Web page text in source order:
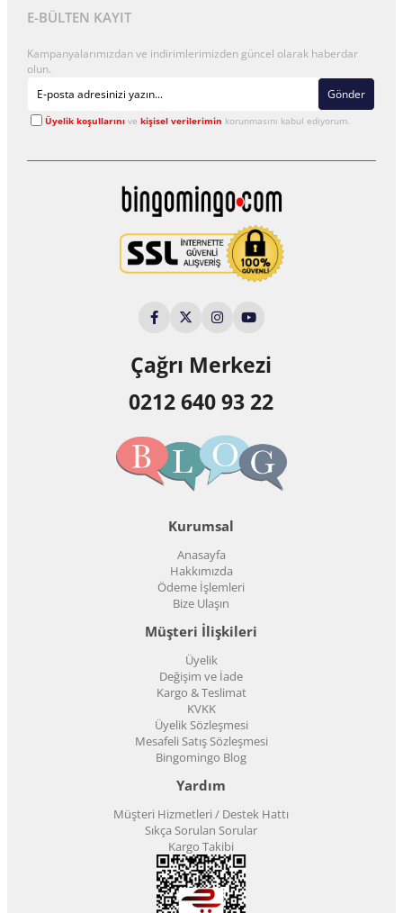
E-BÜLTEN KAYIT
Kampanyalarımızdan ve indirimlerimizden güncel olarak haberdar
olun.
Gönder
Üyelik koşullarınıve kişisel verilerimin korunmasını kabul ediyorum.
Çağrı Merkezi
0212 640 93 22
Kurumsal
Anasayfa
Hakkımızda
Ödeme İşlemleri
Bize Ulaşın
Müşteri İlişkileri
Üyelik
Değişim ve İade
Kargo & Teslimat
KVKK
Üyelik Sözleşmesi
Mesafeli Satış Sözleşmesi
Bingomingo Blog
Yardım
Müşteri Hizmetleri / Destek Hattı
Sıkça Sorulan Sorular
Kargo Takibi